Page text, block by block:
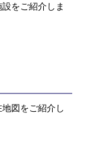
をご紹介しま
図をご紹介し